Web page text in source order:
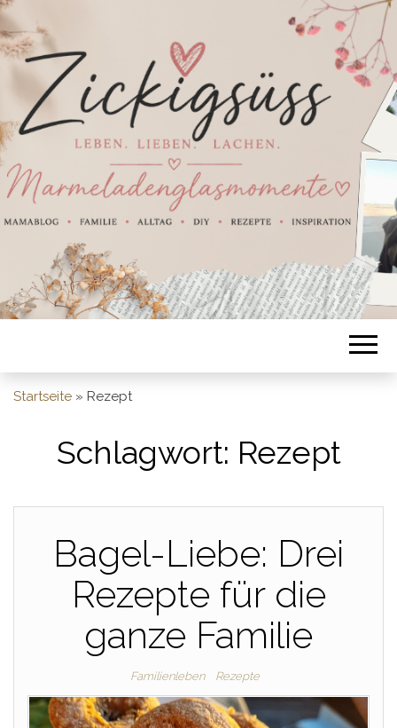
Startseite » Rezept
Schlagwort: Rezept
Bagel-Liebe: Drei
Rezepte für die
ganze Familie
Familienleben Rezepte